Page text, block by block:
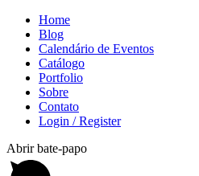
Home
Blog
Calendário de Eventos
Catálogo
Portfolio
Sobre
Contato
Login / Register
Abrir bate-papo